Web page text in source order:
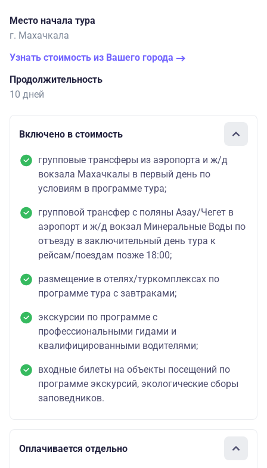
Место начала тура
г. Махачкала
Узнать стоимость из Вашего города
Продолжительность
10 дней
Включено в стоимость
групповые трансферы из аэропорта и ж/д
вокзала Махачкалы в первый день по
условиям в программе тура;
групповой трансфер с поляны Азау/Чегет в
аэропорт и ж/д вокзал Минеральные Воды по
отъезду в заключительный день тура к
рейсам/поездам позже 18:00;
размещение в отелях/туркомплексах по
программе тура с завтраками;
экскурсии по программе с
профессиональными гидами и
квалифицированными водителями;
входные билеты на объекты посещений по
программе экскурсий, экологические сборы
заповедников.
Оплачивается отдельно